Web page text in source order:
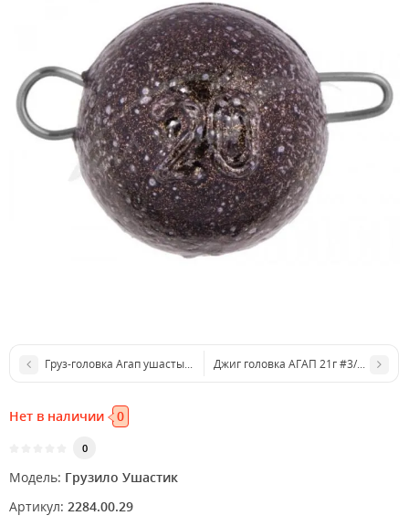
Груз-головка Агап ушастый 60г Джиг головка АГАП 21г #3/0
Нет в наличии 0
0
Модель: Грузило Ушастик
Артикул: 2284.00.29